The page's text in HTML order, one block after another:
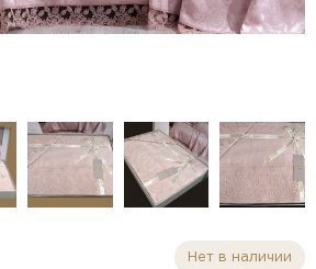
Нет в наличии